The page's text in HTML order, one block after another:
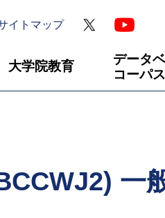
大学院教育
データ
コーパ
イトマップ
一